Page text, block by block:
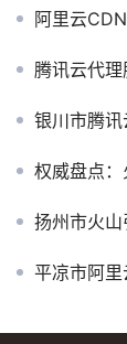
阿里云
腾讯云代
银川市腾讯
权威盘点
扬州市火
平凉市阿里